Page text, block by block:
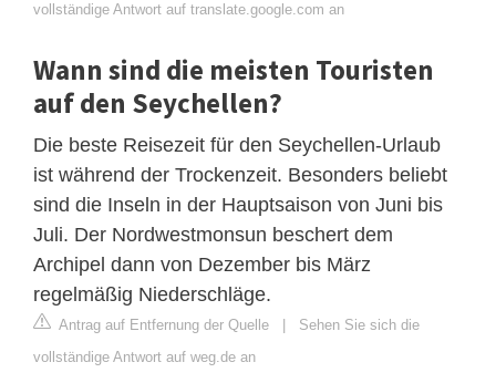
vollständige Antwort auf translate.google.com an
Wann sind die meisten Touristen
auf den Seychellen?
Die beste Reisezeit für den Seychellen-Urlaub
ist während der Trockenzeit. Besonders beliebt
sind die Inseln in der Hauptsaison von Juni bis
Juli. Der Nordwestmonsun beschert dem
Archipel dann von Dezember bis März
regelmäßig Niederschläge.
Antrag auf Entfernung der Quelle | Sehen Sie sich die
vollständige Antwort auf weg.de an